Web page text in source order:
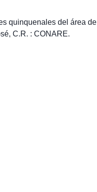
quinquenales del área de
C.R. : CONARE.